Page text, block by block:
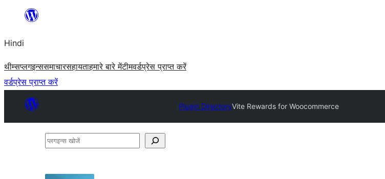
सामग्री
जाएं
Hindi
थीम्सप्लगइन्ससमाचारसहायताहमारे बारे मेंटीमवर्डप्रेस प्राप्त करें
वर्डप्रेस प्राप्त करें
Plugin DirectoryVite Rewards for Woocommerce
प्लगइन्स